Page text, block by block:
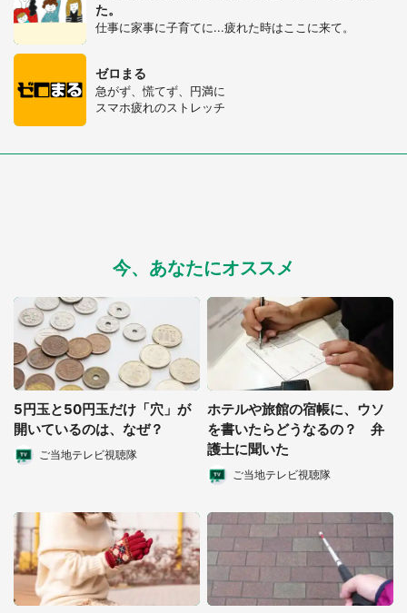
た。
仕事に家事に子育てに...疲れた時はここに来て。
ゼロまる
急がず、慌てず、円満に
スマホ疲れのストレッチ
今、あなたにオススメ
5円玉と50円玉だけ「穴」が
開いているのは、なぜ？
ご当地テレビ視聴隊
ホテルや旅館の宿帳に、ウソ
を書いたらどうなるの？ 弁
護士に聞いた
ご当地テレビ視聴隊